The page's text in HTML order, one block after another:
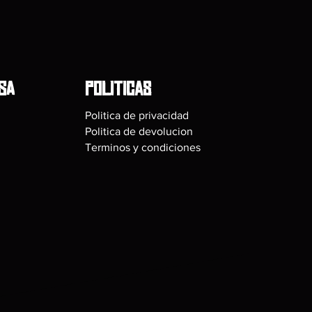
POLITICAS
Politica de privacidad
Politica de devolucion
Terminos y condiciones